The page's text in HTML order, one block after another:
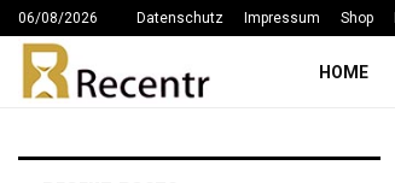
06/08/2026 Datenschutz Impressum Shop
HOME